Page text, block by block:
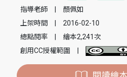
指導老師
顏佩如
上架時間
2016-02-10
總點閱率
繪本2,241次
創用CC授權範圍